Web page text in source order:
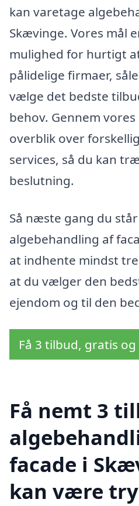
kan varetage
Skævinge. Vores mål
mulighed for hurtigt
pålidelige firmaer,
vælge det bedste
behov. Gennem
overblik over
services, så du kan
beslutning.
Så næste gang du
algebehandling af
at indhente mindst
at du vælger den
ejendom og til den
Få 3 tilbud, gratis
Få nemt 3
facade i
kan være